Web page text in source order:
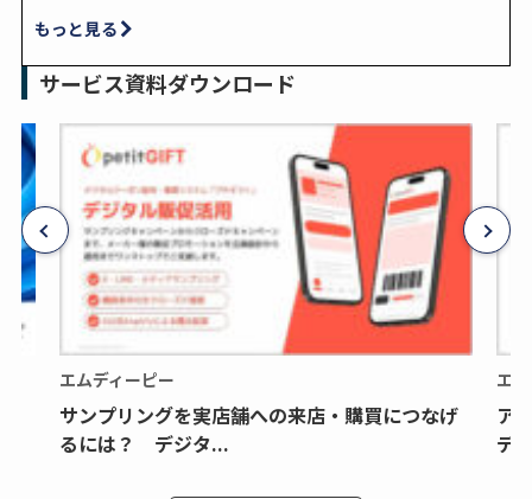
もっと見る
サービス資料ダウンロード
エムディーピー
サンプリングを実店舗への来店・購買につなげ
るには？ デジタ...
エ
ア
デ